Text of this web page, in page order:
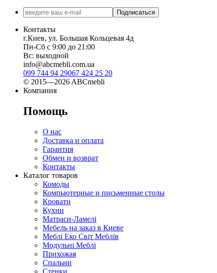
Подписаться
Контакты
г.Киев, ул. Большая Кольцевая 4д
Пн-Сб с 9:00 до 21:00
Вс: выходной
info@abcmebli.com.ua
099 744 94 29067 424 25 20
© 2015—2026 ABCmebli
Компания
Помощь
О нас
Доставка и оплата
Гарантия
Обмен и возврат
Контакты
Каталог товаров
Комоды
Компьютерные и письменные столы
Кровати
Кухни
Матраси-Ламелі
Мебель на заказ в Киеве
Меблі Еко Світ Меблів
Модульні Меблі
Прихожая
Спальни